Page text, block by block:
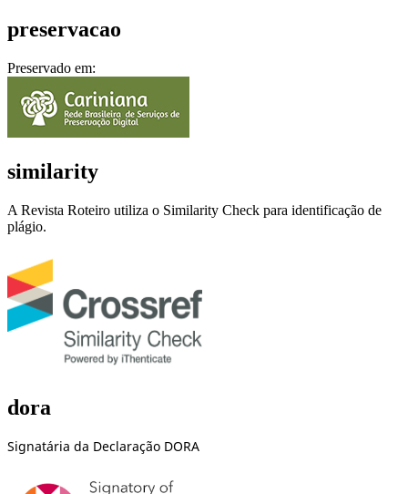
preservacao
Preservado em:
similarity
A Revista Roteiro utiliza o Similarity Check para identificação de
plágio.
dora
Signatária da Declaração DORA